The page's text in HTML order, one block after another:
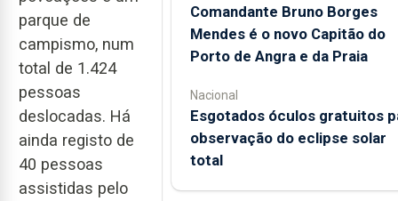
parque de
campismo, num
total de 1.424
pessoas
deslocadas. Há
ainda registo de
40 pessoas
assistidas pelo
Comandante Bruno Borges
Mendes é o novo Capitão do
Porto de Angra e da Praia
Nacional
Esgotados óculos gratuitos
observação do eclipse solar
total